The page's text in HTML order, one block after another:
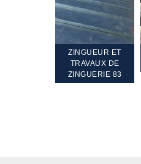
ZINGUEUR ET
TRAVAUX DE
ZINGUERIE 83